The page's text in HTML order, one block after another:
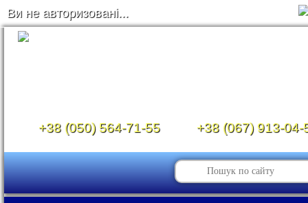
Ви не авторизовані...
+38 (050) 564-71-55 +38 (067) 913-04-